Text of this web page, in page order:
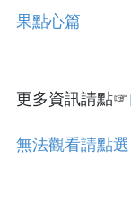
果點心篇
更多資訊請點☞
無法觀看請點選